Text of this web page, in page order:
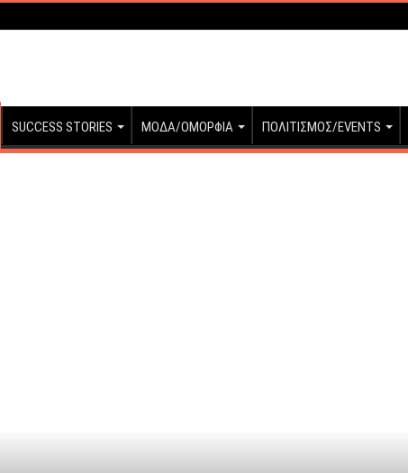
SUCCESS STORIES ΜΟΔΑ/ΟΜΟΡΦΙΑ ΠΟΛΙΤΙΣΜΟΣ/EVENTS